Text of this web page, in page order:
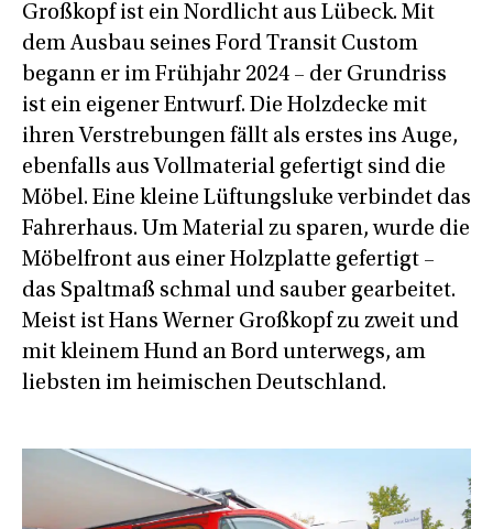
Großkopf ist ein Nordlicht aus Lübeck. Mit
dem Ausbau seines Ford Transit Custom
begann er im Frühjahr 2024 – der Grundriss
ist ein eigener Entwurf. Die Holzdecke mit
ihren Verstrebungen fällt als erstes ins Auge,
ebenfalls aus Vollmaterial gefertigt sind die
Möbel. Eine kleine Lüftungsluke verbindet das
Fahrerhaus. Um Material zu sparen, wurde die
Möbelfront aus einer Holzplatte gefertigt –
das Spaltmaß schmal und sauber gearbeitet.
Meist ist Hans Werner Großkopf zu zweit und
mit kleinem Hund an Bord unterwegs, am
liebsten im heimischen Deutschland.